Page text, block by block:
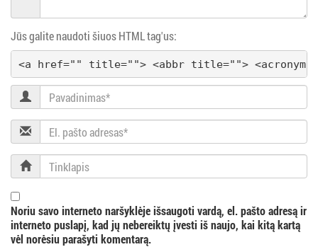
i
g
a
c
i
j
a
Jūs galite naudoti šiuos HTML tag'us:
<a href="" title=""> <abbr title=""> <acronym
Pavadinimas
El.
pašto
adresas
Tinklapis
Noriu savo interneto naršyklėje išsaugoti vardą, el. pašto adresą ir
interneto puslapį, kad jų nebereiktų įvesti iš naujo, kai kitą kartą
vėl norėsiu parašyti komentarą.